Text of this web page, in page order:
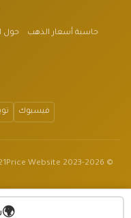
🌍
حاسبة أسعار الذهب حول
فيسبوك
الموقع للأغراض